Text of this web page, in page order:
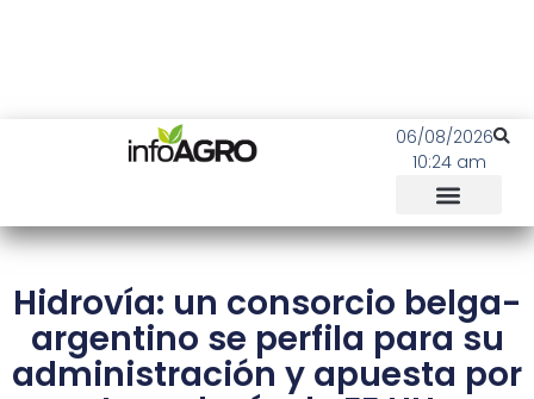
06/08/2026
10:24 am
Hidrovía: un consorcio belga-
argentino se perfila para su
administración y apuesta por